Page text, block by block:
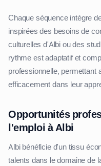
Chaque séquence intègre
inspirées des besoins de
culturelles d'Albi ou des
rythme est adaptatif et
professionnelle, permettant
efficacement dans leur
Opportunités
l'emploi à Albi
Albi bénéficie d'un tissu
talents dans le domaine de